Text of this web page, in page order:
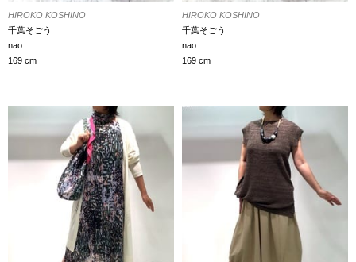
HIROKO KOSHINO
千葉そごう
nao
169 cm
HIROKO KOSHINO
千葉そごう
nao
169 cm